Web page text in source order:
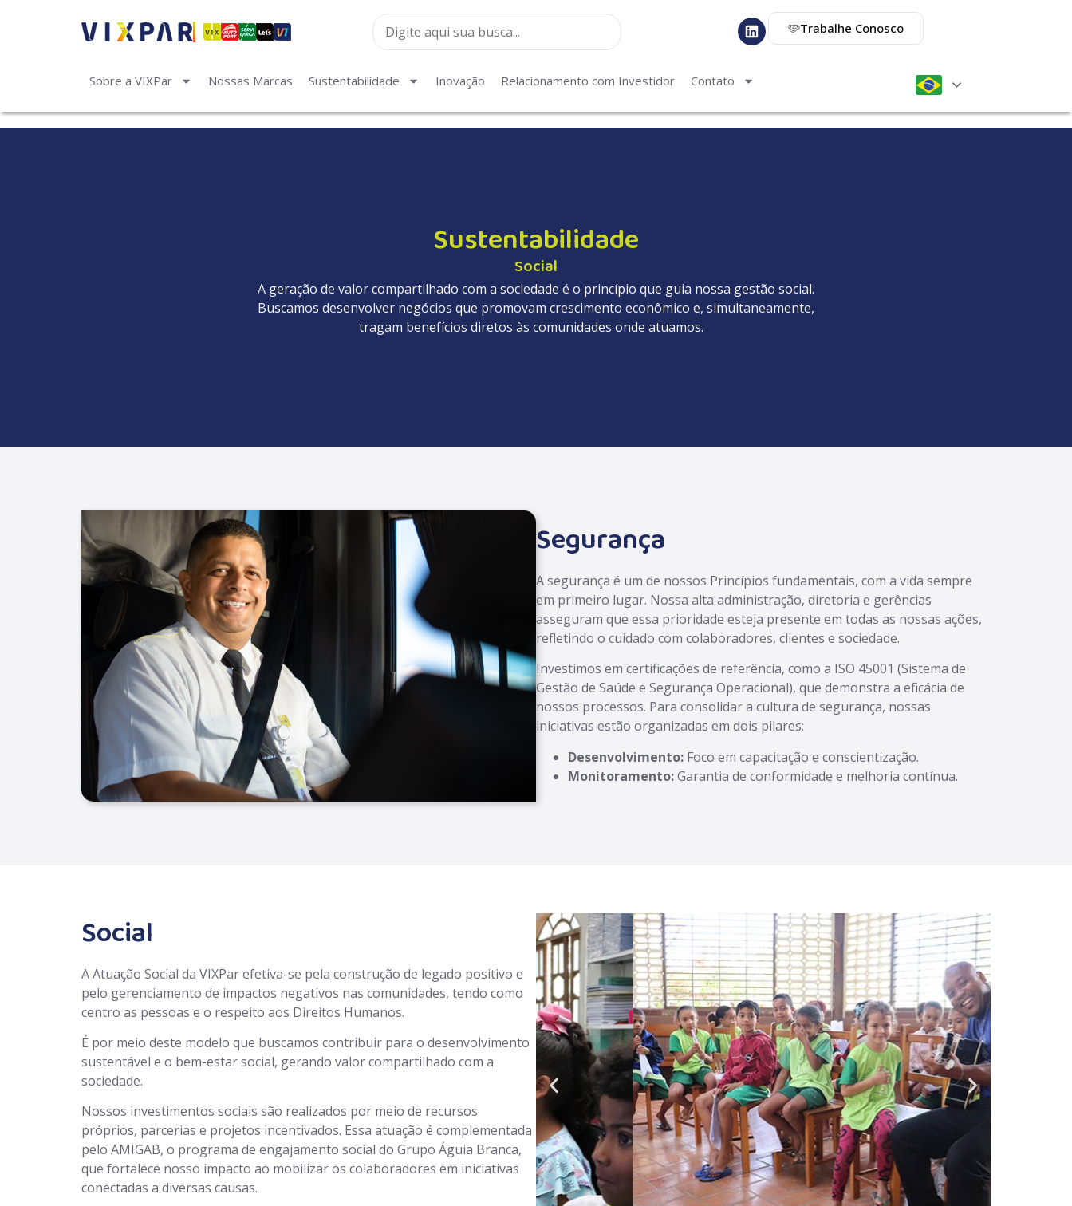
Trabalhe Conosco
Sobre a VIXPar Nossas Marcas Sustentabilidade Inovação Relacionamento com Investidor Contato
Sustentabilidade
Social
A geração de valor compartilhado com a sociedade é o princípio que guia nossa gestão social.
Buscamos desenvolver negócios que promovam crescimento econômico e, simultaneamente,
tragam benefícios diretos às comunidades onde atuamos.
Segurança
A segurança é um de nossos Princípios fundamentais, com a vida sempre
em primeiro lugar. Nossa alta administração, diretoria e gerências
asseguram que essa prioridade esteja presente em todas as nossas ações,
refletindo o cuidado com colaboradores, clientes e sociedade.
Investimos em certificações de referência, como a ISO 45001 (Sistema de
Gestão de Saúde e Segurança Operacional), que demonstra a eficácia de
nossos processos. Para consolidar a cultura de segurança, nossas
iniciativas estão organizadas em dois pilares:
Desenvolvimento: Foco em capacitação e conscientização.
Monitoramento:Garantia de conformidade e melhoria contínua.
Social
A Atuação Social da VIXPar efetiva-se pela construção de legado positivo e
pelo gerenciamento de impactos negativos nas comunidades, tendo como
centro as pessoas e o respeito aos Direitos Humanos.
É por meio deste modelo que buscamos contribuir para o desenvolvimento
sustentável e o bem-estar social, gerando valor compartilhado com a
sociedade.
Nossos investimentos sociais são realizados por meio de recursos
próprios, parcerias e projetos incentivados. Essa atuação é complementada
pelo AMIGAB, o programa de engajamento social do Grupo Águia Branca,
que fortalece nosso impacto ao mobilizar os colaboradores em iniciativas
conectadas a diversas causas.